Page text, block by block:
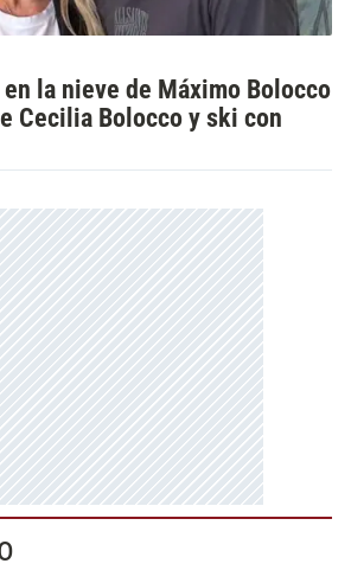
la nieve de Máximo Bolocco
Cecilia Bolocco y ski con